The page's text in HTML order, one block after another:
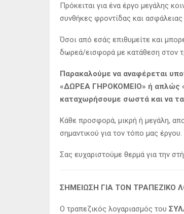
Πρόκειται για ένα έργο μεγάλης
συνθήκες φροντίδας και
Όσοι από εσάς επιθυμείτε και
δωρεά/εισφορά με κατάθεση στον
Παρακαλούμε να αναφέρεται
«ΔΩΡΕΑ ΓΗΡΟΚΟΜΕΙΟ» ή απλώς
καταχωρήσουμε σωστά και να
Κάθε προσφορά, μικρή ή μεγάλη,
σημαντικού για τον τόπο μας έργου.
Σας ευχαριστούμε θερμά για την
ΣΗΜΕΙΩΣΗ ΓΙΑ ΤΟΝ ΤΡΑΠΕΖΙΚΟ
Ο τραπεζικός λογαριασμός του